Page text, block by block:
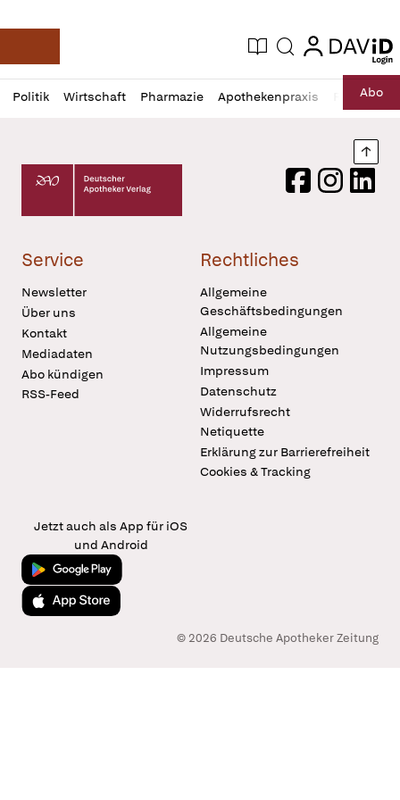
Deutsche Apotheker Zeitung
Aktuelle Ausgabe
Suche login
login
Politik Wirtschaft Pharmazie Apothekenpraxis RechtAbo
Profil
öffnen
Daz
Pur
Deutscher Apotheker Verlag Logo
FacebookInstagram
Service
Newsletter
Über uns
Kontakt
Mediadaten
Abo kündigen
RSS-Feed
Rechtliches
Allgemeine
Geschäftsbedingungen
Allgemeine
Nutzungsbedingungen
Impressum
Datenschutz
Widerrufsrecht
Netiquette
Erklärung zur Barrierefreiheit
Cookies & Tracking
Jetzt auch als App für iOS
und Android
Jetzt bei Google Play
Laden im App Store
© 2026 Deutsche Apotheker Zeitung